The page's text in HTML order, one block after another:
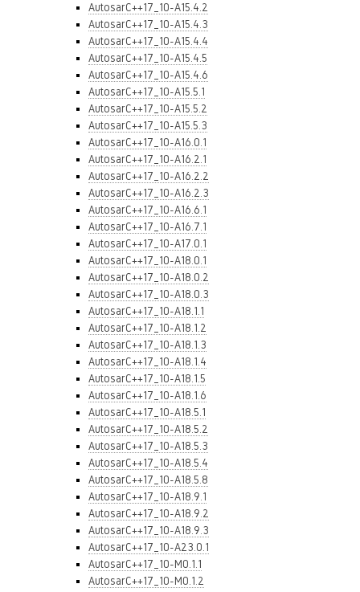
AutosarC++17_10-A15.4.2
AutosarC++17_10-A15.4.3
AutosarC++17_10-A15.4.4
AutosarC++17_10-A15.4.5
AutosarC++17_10-A15.4.6
AutosarC++17_10-A15.5.1
AutosarC++17_10-A15.5.2
AutosarC++17_10-A15.5.3
AutosarC++17_10-A16.0.1
AutosarC++17_10-A16.2.1
AutosarC++17_10-A16.2.2
AutosarC++17_10-A16.2.3
AutosarC++17_10-A16.6.1
AutosarC++17_10-A16.7.1
AutosarC++17_10-A17.0.1
AutosarC++17_10-A18.0.1
AutosarC++17_10-A18.0.2
AutosarC++17_10-A18.0.3
AutosarC++17_10-A18.1.1
AutosarC++17_10-A18.1.2
AutosarC++17_10-A18.1.3
AutosarC++17_10-A18.1.4
AutosarC++17_10-A18.1.5
AutosarC++17_10-A18.1.6
AutosarC++17_10-A18.5.1
AutosarC++17_10-A18.5.2
AutosarC++17_10-A18.5.3
AutosarC++17_10-A18.5.4
AutosarC++17_10-A18.5.8
AutosarC++17_10-A18.9.1
AutosarC++17_10-A18.9.2
AutosarC++17_10-A18.9.3
AutosarC++17_10-A23.0.1
AutosarC++17_10-M0.1.1
AutosarC++17_10-M0.1.2